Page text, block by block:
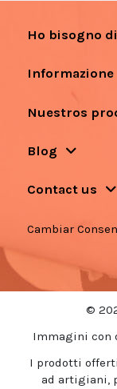
Ho bisogno
Informazione
Nuestros
Blog
Contact us
Cambiar
©
Immagini
I prodotti
ad artigiani,